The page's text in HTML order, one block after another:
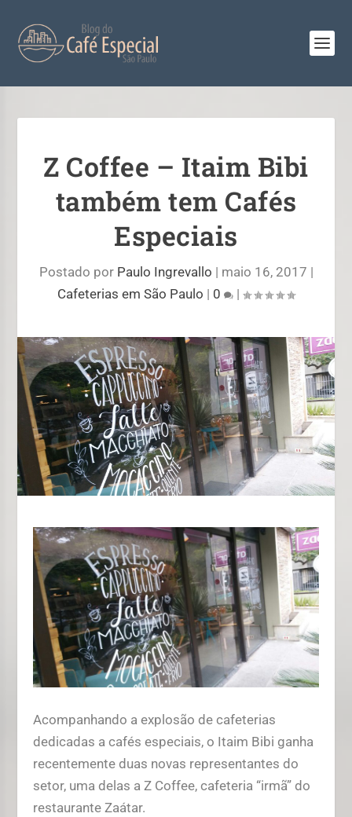
Z Coffee – Itaim Bibi
também tem Cafés
Especiais
Postado por Paulo Ingrevallo | maio 16, 2017 |
Cafeterias em São Paulo | 0 |
Acompanhando a explosão de cafeterias
dedicadas a cafés especiais, o Itaim Bibi ganha
recentemente duas novas representantes do
setor, uma delas a Z Coffee, cafeteria “irmã” do
restaurante Zaátar.